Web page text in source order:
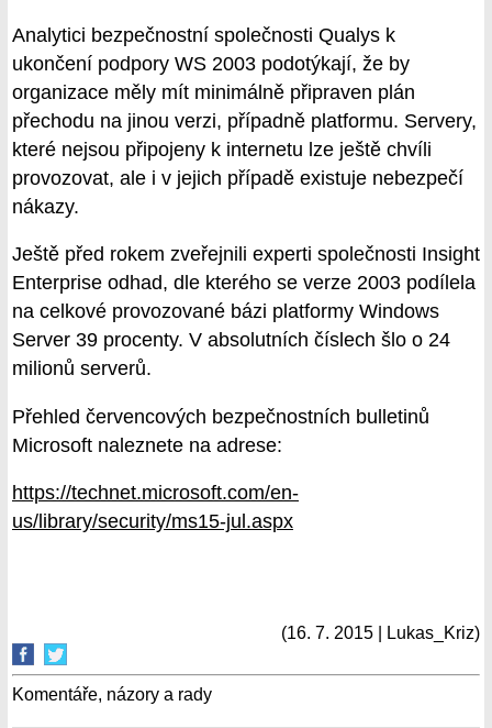
Analytici bezpečnostní společnosti Qualys k
ukončení podpory WS 2003 podotýkají, že by
organizace měly mít minimálně připraven plán
přechodu na jinou verzi, případně platformu. Servery,
které nejsou připojeny k internetu lze ještě chvíli
provozovat, ale i v jejich případě existuje nebezpečí
nákazy.
Ještě před rokem zveřejnili experti společnosti Insight
Enterprise odhad, dle kterého se verze 2003 podílela
na celkové provozované bázi platformy Windows
Server 39 procenty. V absolutních číslech šlo o 24
milionů serverů.
Přehled červencových bezpečnostních bulletinů
Microsoft naleznete na adrese:
https://technet.microsoft.com/en-
us/library/security/ms15-jul.aspx
(16. 7. 2015 | Lukas_Kriz)
Komentáře, názory a rady